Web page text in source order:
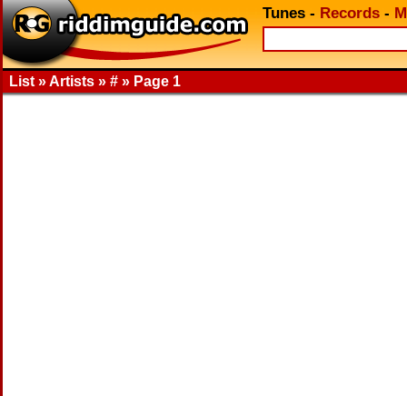
Tunes - Records -
List » Artists » # » Page 1